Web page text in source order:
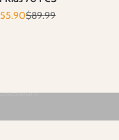
ofertaPrecio normal
$89.99